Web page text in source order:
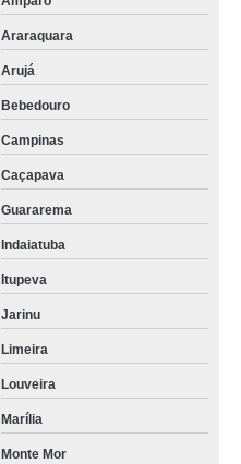
Araraquara
Arujá
Bebedouro
Campinas
Caçapava
Guararema
Indaiatuba
Itupeva
Jarinu
Limeira
Louveira
Marília
Monte Mor